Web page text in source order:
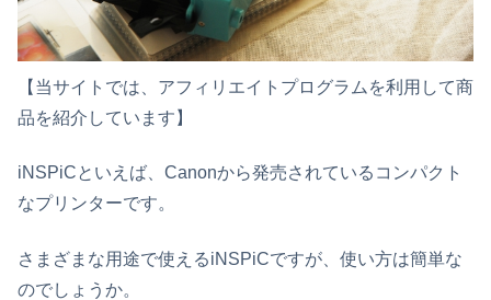
【当サイトでは、アフィリエイトプログラムを利用して商
品を紹介しています】
iNSPiCといえば、Canonから発売されているコンパクト
なプリンターです。
さまざまな用途で使えるiNSPiCですが、使い方は簡単な
のでしょうか。